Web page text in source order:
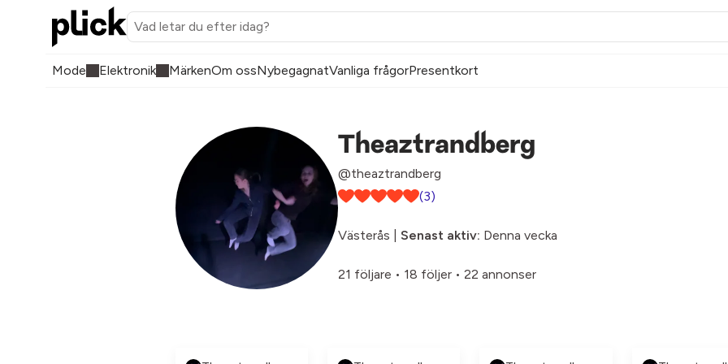
Mode Elektronik MärkenOm ossNybegagnatVanliga frågorPresentkort
Theaztrandberg
@theaztrandberg
(3)
Västerås | Senast aktiv: Denna vecka
21 följare • 18 följer • 22 annonser